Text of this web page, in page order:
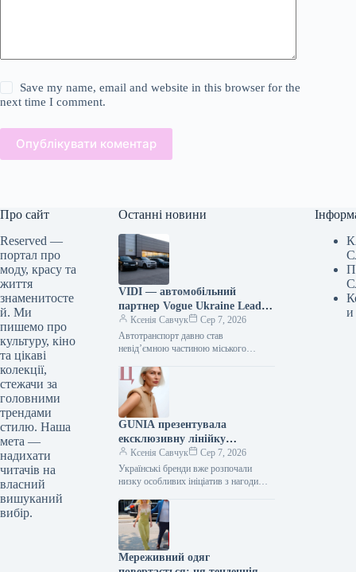
Save my name, email and website in this browser for the
next time I comment.
Опублікувати коментар
Про сайт
Reserved —
портал про
моду, красу та
життя
знаменитосте
й. Ми
пишемо про
культуру, кіно
та цікаві
колекції,
стежачи за
головними
трендами
стилю. Наша
мета —
надихати
читачів на
власний
вишуканий
вибір.
Останні новини
VIDI — автомобільний
партнер Vogue Ukraine Leaders
Gala: які автомобілі будуть
представлені на заході
Ксенія Савчук
Сер 7, 2026
Автотранспорт давно став
невід’ємною частиною міського
роботу та дім, подорожі та
повсякденні клопоти. Тому вибір…
GUNIA презентувала
ексклюзивну лінійку
ювелірних виробів на честь
Дня Незалежності
Ксенія Савчук
Сер 7, 2026
Українські бренди вже розпочали
низку особливих ініціатив з нагоди
Project презентували символічну серію
прикрас – позолочені…
Мереживний одяг
и